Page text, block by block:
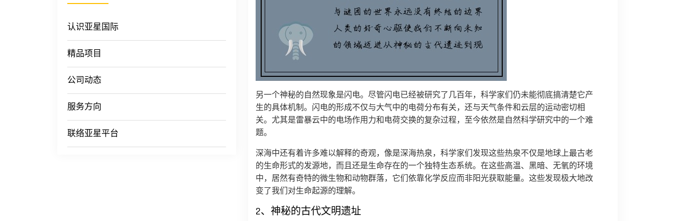
认识亚星国际
精品项目
公司动态
服务方向
联络亚星平台
另一个神秘的自然现象是闪电。尽管闪电已经被研究了几百年，科学家们仍未能彻底搞清楚它产
生的具体机制。闪电的形成不仅与大气中的电荷分布有关，还与天气条件和云层的运动密切相
关。尤其是雷暴云中的电场作用力和电荷交换的复杂过程，至今依然是自然科学研究中的一个难
题。
深海中还有着许多难以解释的奇观，像是深海热泉，科学家们发现这些热泉不仅是地球上最古老
的生命形式的发源地，而且还是生命存在的一个独特生态系统。在这些高温、黑暗、无氧的环境
中，居然有奇特的微生物和动物群落，它们依靠化学反应而非阳光获取能量。这些发现极大地改
变了我们对生命起源的理解。
2、神秘的古代文明遗址